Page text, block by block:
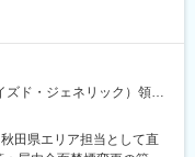
ズド・ジェネリック）領域
として新たな成長フェー
田県エリア担当として直